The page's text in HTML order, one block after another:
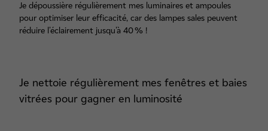
Je dépoussière régulièrement mes luminaires et ampoules
pour optimiser leur efficacité, car des lampes sales peuvent
réduire l'éclairement jusqu'à 40 % !
Je nettoie régulièrement mes fenêtres et baies
vitrées pour gagner en luminosité